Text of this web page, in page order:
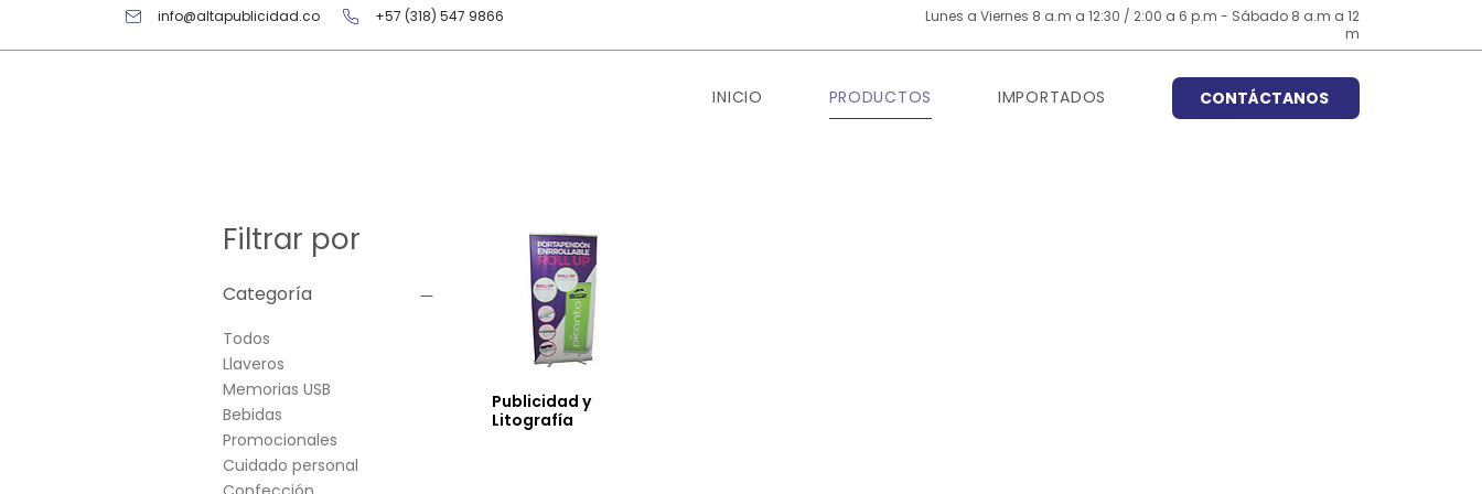
info@altapublicidad.co +57 (318) 547 9866
Lunes a Viernes 8 a.m a 12:30 / 2:00 a 6 p.m - Sábado 8 a.m a 12
m
INICIO PRODUCTOS IMPORTADOS CONTÁCTANOS
Filtrar por
Categoría
Todos
Llaveros
Memorias USB
Bebidas
Promocionales
Cuidado personal
Publicidad y
Litografía